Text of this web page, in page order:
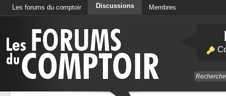
Les forums du comptoir Discussions Membres